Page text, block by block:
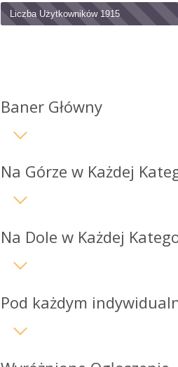
Liczba Użytkowników 1915
Baner Główny
Na Górze w Każdej
Na Dole w Każdej
Pod każdym